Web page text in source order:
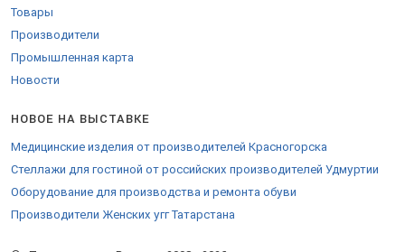
Продукция от местных производителей пользуется спросом в
регионах России, и в странах-соседях. Компании приглашают к
целью купить товары оптом, скачать прайс - обращайтесь к
менеджеру на странице.
Товары
Производители
Промышленная карта
Новости
НОВОЕ НА ВЫСТАВКЕ
Медицинские изделия от производителей Красногорска
Стеллажи для гостиной от российских производителей Удмуртии
Оборудование для производства и ремонта обуви
Производители Женских угг Татарстана